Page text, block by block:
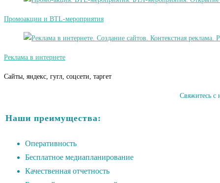
Промоакции и BTL-мероприятия
Реклама в интернете
Сайты, яндекс, гугл, соцсети, таргет
Свяжитесь с
Наши преимущества:
Оперативность
Бесплатное медиапланирование
Качественная отчетность